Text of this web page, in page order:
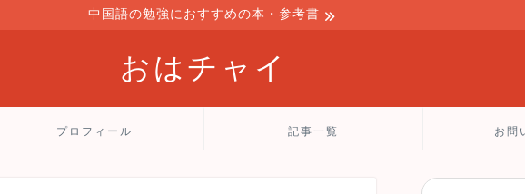
中国語の勉強におすすめの本・参考書
おはチャイ
プロフィール 記事一覧 お問